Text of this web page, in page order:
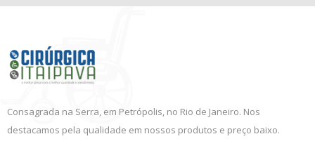
Consagrada na Serra, em Petrópolis, no Rio de Janeiro. Nos
destacamos pela qualidade em nossos produtos e preço baixo.